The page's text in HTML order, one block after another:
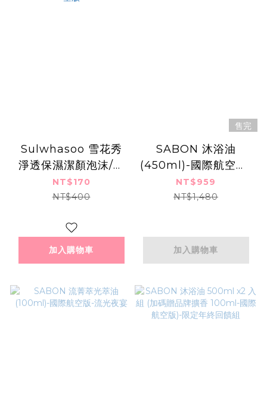
Sulwhasoo 雪花秀
淨透保濕潔顏泡沫/潔
顏油(50ml)-國際航空
版
NT$170
NT$400
加入購物車
售完
SABON 沐浴油
(450ml)-國際航空版-
流光夜宴
NT$959
NT$1,480
加入購物車